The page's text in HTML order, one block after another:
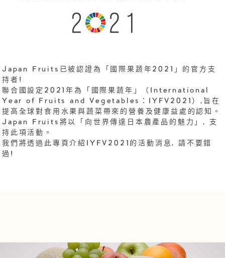
Japan Fruits已被認證為「國際果蔬年2021」的官方支
持者!
聯合國設定2021年為「國際果蔬年」（International
Year of Fruits and Vegetables：IYFV2021）,旨在
提高全球對食用水果與蔬菜帶來的營養及健康益處的認知。
Japan Fruits將以「向世界傳達日本農產品的魅力」, 支
持此項活動。
我們將透過此專頁介紹IYFV2021的活動消息, 請不要錯
過!